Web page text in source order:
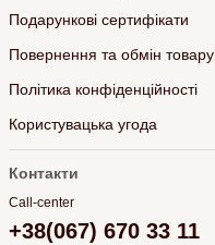
Подарункові сертифікати
Повернення та обмін товару
Політика конфіденційності
Користувацька угода
Контакти
Call-center
+38(067) 670 33 11